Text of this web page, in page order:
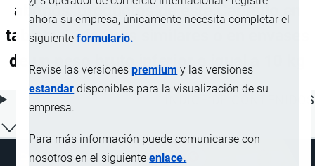
ahora su empresa, únicamente necesita completar el
siguienteformulario.
Revise las versionespremium y las versiones
estandar disponibles para la visualización de su
empresa.
Para más información puede comunicarse con
nosotros en el siguienteenlace.
abonos; productos de este Capítulo en
tabletas o formas similares o en envases
de un peso bruto inferior o igual a 10 kg
ÍNDICE DE CONTENIDOS